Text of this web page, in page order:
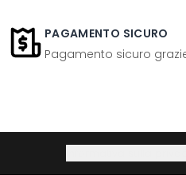
PAGAMENTO SICURO
Pagamento sicuro